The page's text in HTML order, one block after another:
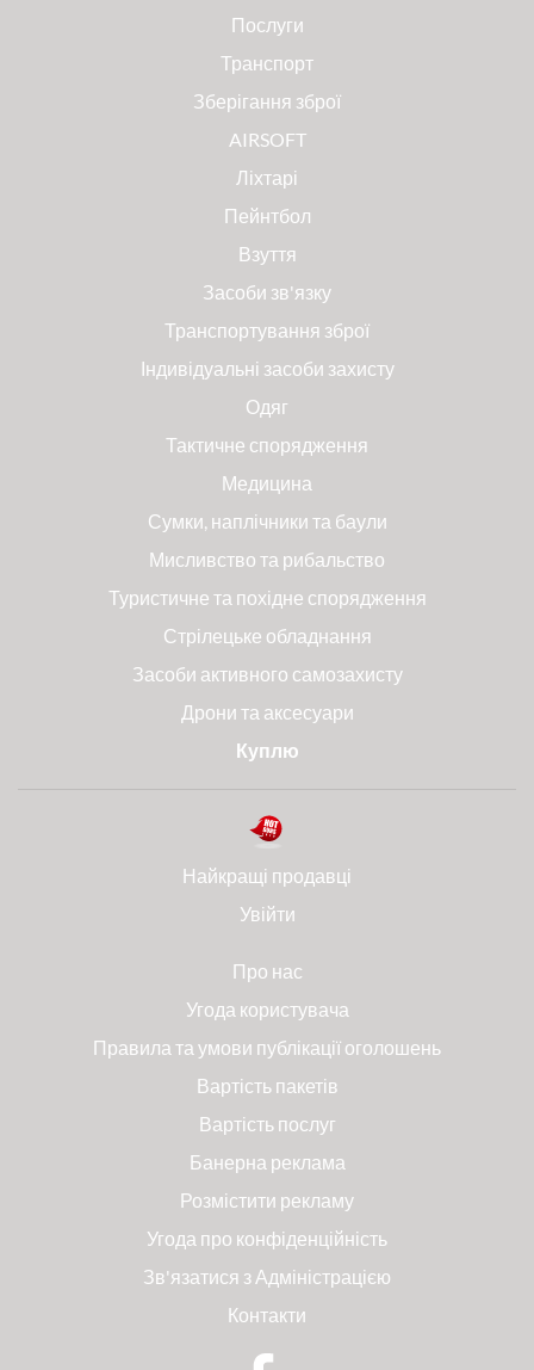
Послуги
Транспорт
Зберігання зброї
AIRSOFT
Ліхтарі
Пейнтбол
Взуття
Засоби зв'язку
Транспортування зброї
Індивідуальні засоби захисту
Одяг
Тактичне спорядження
Медицина
Сумки, наплічники та баули
Мисливство та рибальство
Туристичне та похідне спорядження
Стрілецьке обладнання
Засоби активного самозахисту
Дрони та аксесуари
Куплю
Найкращі продавці
Увійти
Про нас
Угода користувача
Правила та умови публікації оголошень
Вартість пакетів
Вартість послуг
Банерна реклама
Розмістити рекламу
Угода про конфіденційність
Зв'язатися з Адміністрацією
Контакти